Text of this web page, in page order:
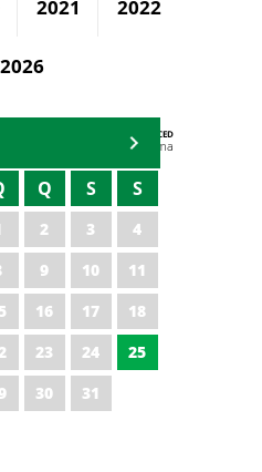
2021 2022
2026
AGENDA DA CODED/CED
Vagna Lima
Q S S
2 3
4
9 10
11
16 17
18
23 24
25
30 31